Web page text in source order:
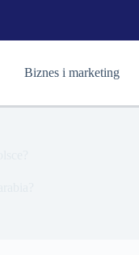
Biznes i marketing